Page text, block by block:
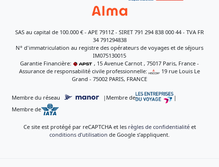
SAS au capital de 100.000 € - APE 7911Z - SIRET 791 294 838 000 44 - TVA FR
34 791294838
N° d'immatriculation au registre des opérateurs de voyages et de séjours
IM075130015
Garantie Financière:
, 15 Avenue Carnot , 75017 Paris, France -
Assurance de responsabilité civile professionnelle:
, 19 rue Louis Le
Grand - 75002 PARIS, FRANCE
Membre du réseau | Membre de
|
Membre de
Ce site est protégé par reCAPTCHA et les règles de confidentialitéet
conditions d’utilisation de Google s’appliquent.